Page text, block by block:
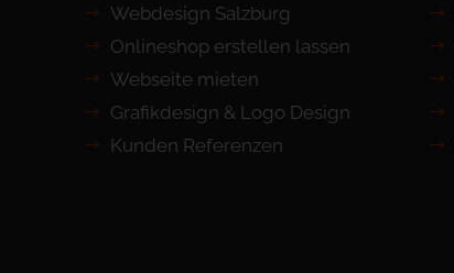
Webdesign Salzburg
Onlineshop erstellen lassen
Webseite mieten
Grafikdesign & Logo Design
Kunden Referenzen